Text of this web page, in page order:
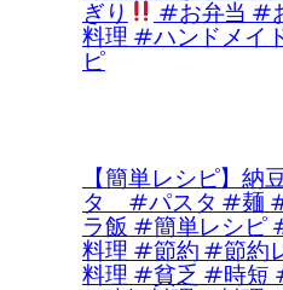
ぎり #お弁当 #
料理 #ハンドメイ
ピ
【簡単レシピ】納
タ #パスタ #麺
ラ飯 #簡単レシピ
料理 #節約 #節約
料理 #貧乏 #時短